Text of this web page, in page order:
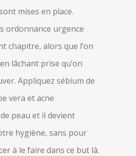
mises en place.
ordonnance urgence
chapitre, alors que l’on
lâchant prise qu’on
Appliquez sébium de
vera et acne
peau et il devient
hygiène, sans pour
à le faire dans ce but là.